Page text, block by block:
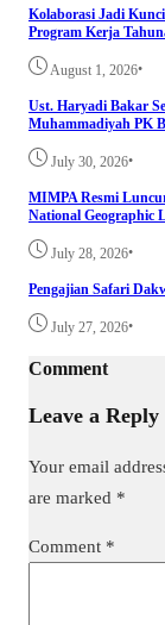
Kolaborasi Jadi
Program Kerja
August 1, 2026•
Ust. Haryadi Bakar
Muhammadiyah PK
July 30, 2026•
MIMPA Resmi
National Geographic
July 28, 2026•
Pengajian Safari
July 27, 2026•
Comment
Leave a Reply
Your email
are marked *
Comment *